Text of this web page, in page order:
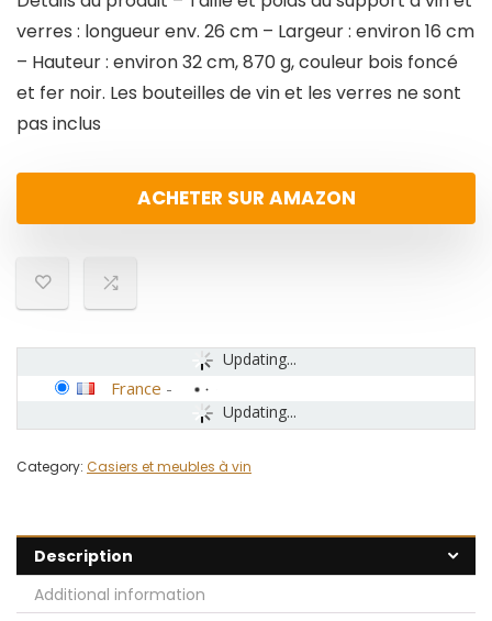
verres : longueur env. 26 cm – Largeur : environ 16 cm
– Hauteur : environ 32 cm, 870 g, couleur bois foncé
et fer noir. Les bouteilles de vin et les verres ne sont
pas inclus
ACHETER SUR AMAZON
Updating...
Updating...
France -
Category: Casiers et meubles à vin
Description
Additional information